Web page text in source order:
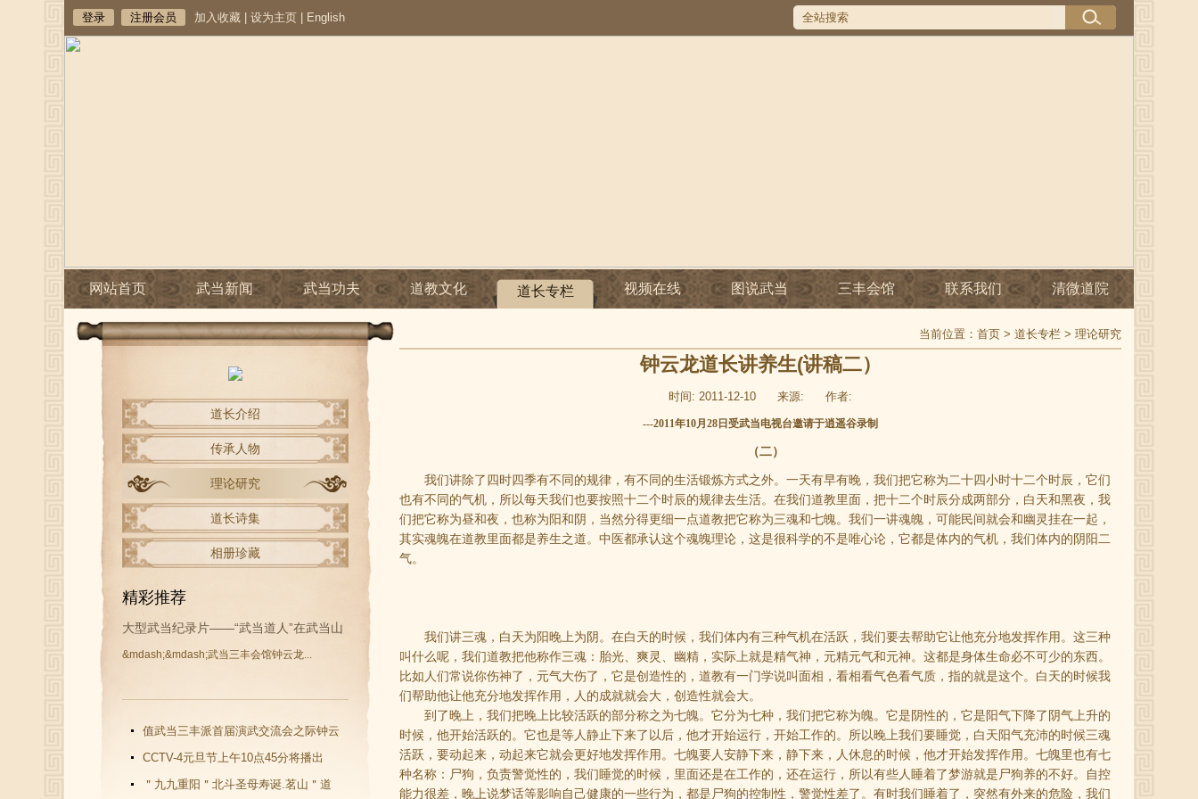
登录 注册会员 加入收藏 设为主页 English
网站首页 武当新闻 武当功夫 道教文化 道长专栏 视频在线 图说武当 三丰会馆 联系我们 清微道院
道长介绍
传承人物
理论研究
道长诗集
相册珍藏
精彩推荐
大型武当纪录片——“武当道人”在武当山
&mdash;&mdash;武当三丰会馆钟云龙...
值武当三丰派首届演武交流会之际钟云
龙道长再收新徒
CCTV-4元旦节上午10点45分将播出
《武当功夫传人 钟云龙》纪录片
＂九九重阳＂北斗圣母寿诞.茗山＂道
当前位置： 首页 > 道长专栏 > 理论研究
钟云龙道长讲养生(讲稿二）
时间: 2011-12-10 来源: 作者:
---2011年10月28日受武当电视台邀请于逍遥谷录制
（二）
我们讲除了四时四季有不同的规律，有不同的生活锻炼方式之外。一天有早有晚，我们把它称为二十四小时十二个时辰，它们
也有不同的气机，所以每天我们也要按照十二个时辰的规律去生活。在我们道教里面，把十二个时辰分成两部分，白天和黑夜，我
们把它称为昼和夜，也称为阳和阴，当然分得更细一点道教把它称为三魂和七魄。我们一讲魂魄，可能民间就会和幽灵挂在一起，
其实魂魄在道教里面都是养生之道。中医都承认这个魂魄理论，这是很科学的不是唯心论，它都是体内的气机，我们体内的阴阳二
气。
我们讲三魂，白天为阳晚上为阴。在白天的时候，我们体内有三种气机在活跃，我们要去帮助它让他充分地发挥作用。这三种
叫什么呢，我们道教把他称作三魂：胎光、爽灵、幽精，实际上就是精气神，元精元气和元神。这都是身体生命必不可少的东西。
比如人们常说你伤神了，元气大伤了，它是创造性的，道教有一门学说叫面相，看相看气色看气质，指的就是这个。白天的时候我
们帮助他让他充分地发挥作用，人的成就就会大，创造性就会大。
到了晚上，我们把晚上比较活跃的部分称之为七魄。它分为七种，我们把它称为魄。它是阴性的，它是阳气下降了 阴气上升的
时候，他开始活跃的。它也是等人静止下来了以后，他才开始运行，开始工作的。所以晚上我们要睡觉，白天阳气充沛的时候三魂
活跃，要动起来，动起来它就会更好地发挥作用。七魄要人安静下来，静下来，人休息的时候，他才开始发挥作用。七魄里也有七
种名称：尸狗，负责警觉性的，我们睡觉的时候，里面还是在工作的，还在运行，所以有些人睡着了梦游就是尸狗养的不好。自控
能力很差，晚上说梦话等影响自己健康的一些行为，都是尸狗的控制性，警觉性差了。有时我们睡着了，突然有外来的危险，我们